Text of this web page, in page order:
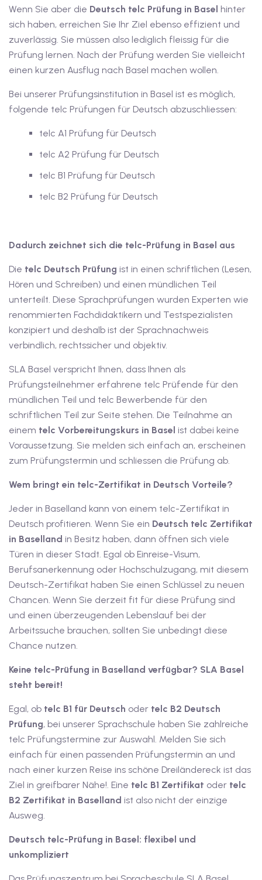
Deutschkurse mit
mit
mit Gutschein
mit
A2
Deutschkurse mit
mit
mit Gutschein
mit Gutschein
B1
mit
mit Gutschein
mit Gutschein B1
mit
B2
Deutschkurse mit
mit
mit Gutschein
Wenn Sie aber die Deutsch telc Prüfung in Basel hinter
sich haben, erreichen Sie Ihr Ziel ebenso effizient und
zuverlässig. Sie müssen also lediglich fleissig für die
Prüfung lernen. Nach der Prüfung werden Sie vielleicht
einen kurzen Ausflug nach Basel machen wollen.
Bei unserer Prüfungsinstitution in Basel ist es möglich,
folgende telc Prüfungen für Deutsch abzuschliessen:
telc A1 Prüfung für Deutsch
telc A2 Prüfung für Deutsch
telc B1 Prüfung für Deutsch
telc B2 Prüfung für Deutsch
Dadurch zeichnet sich die telc-Prüfung in Basel aus
Die telc Deutsch Prüfung ist in einen schriftlichen (Lesen,
Hören und Schreiben) und einen mündlichen Teil
unterteilt. Diese Sprachprüfungen wurden Experten wie
renommierten Fachdidaktikern und Testspezialisten
konzipiert und deshalb ist der Sprachnachweis
verbindlich, rechtssicher und objektiv.
SLA Basel verspricht Ihnen, dass Ihnen als
Prüfungsteilnehmer erfahrene telc Prüfende für den
mündlichen Teil und telc Bewerbende für den
schriftlichen Teil zur Seite stehen. Die Teilnahme an
einem telc Vorbereitungskurs in Basel ist dabei keine
Voraussetzung. Sie melden sich einfach an, erscheinen
zum Prüfungstermin und schliessen die Prüfung ab.
Wem bringt ein telc-Zertifikat in Deutsch Vorteile?
Jeder in Baselland kann von einem telc-Zertifikat in
Deutsch profitieren. Wenn Sie ein Deutsch telc Zertifikat
in Baselland in Besitz haben, dann öffnen sich viele
Türen in dieser Stadt. Egal ob Einreise-Visum,
Berufsanerkennung oder Hochschulzugang, mit diesem
Deutsch-Zertifikat haben Sie einen Schlüssel zu neuen
Chancen. Wenn Sie derzeit fit für diese Prüfung sind
und einen überzeugenden Lebenslauf bei der
Arbeitssuche brauchen, sollten Sie unbedingt diese
Chance nutzen.
Keine telc-Prüfung in Baselland verfügbar? SLA Basel
steht bereit!
Egal, ob telc B1 für Deutsch oder telc B2 Deutsch
Prüfung, bei unserer Sprachschule haben Sie zahlreiche
telc Prüfungstermine zur Auswahl. Melden Sie sich
einfach für einen passenden Prüfungstermin an und
nach einer kurzen Reise ins schöne Dreiländereck ist das
Ziel in greifbarer Nähe!. Eine telc B1 Zertifikat oder telc
B2 Zertifikat in Baselland ist also nicht der einzige
Ausweg.
Deutsch telc-Prüfung in Basel: flexibel und
unkompliziert